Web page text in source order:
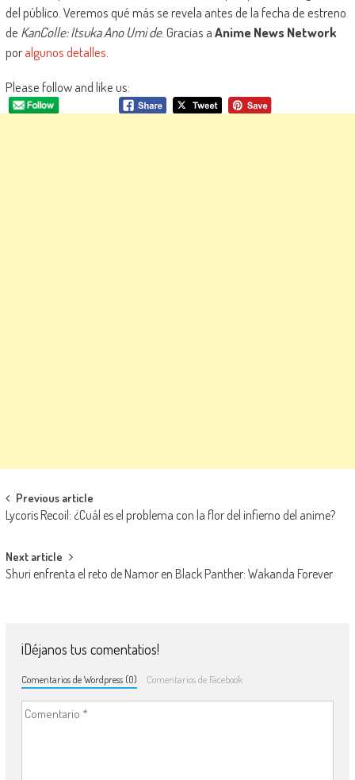
del público. Veremos qué más se revela antes de la fecha de estreno
de KanColle: Itsuka Ano Umi de. Gracias aAnime News Network
poralgunos detalles.
Please follow and like us:
Navegación de entradas
Previous article
Lycoris Recoil: ¿Cuál es el problema con la flor del infierno del anime?
Next article
Shuri enfrenta el reto de Namor en Black Panther: Wakanda Forever
¡Déjanos tus comentatios!
Comentarios de Wordpress (0) Comentarios de Facebook